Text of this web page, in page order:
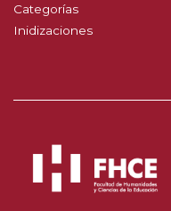
Categorías
Inidizaciones